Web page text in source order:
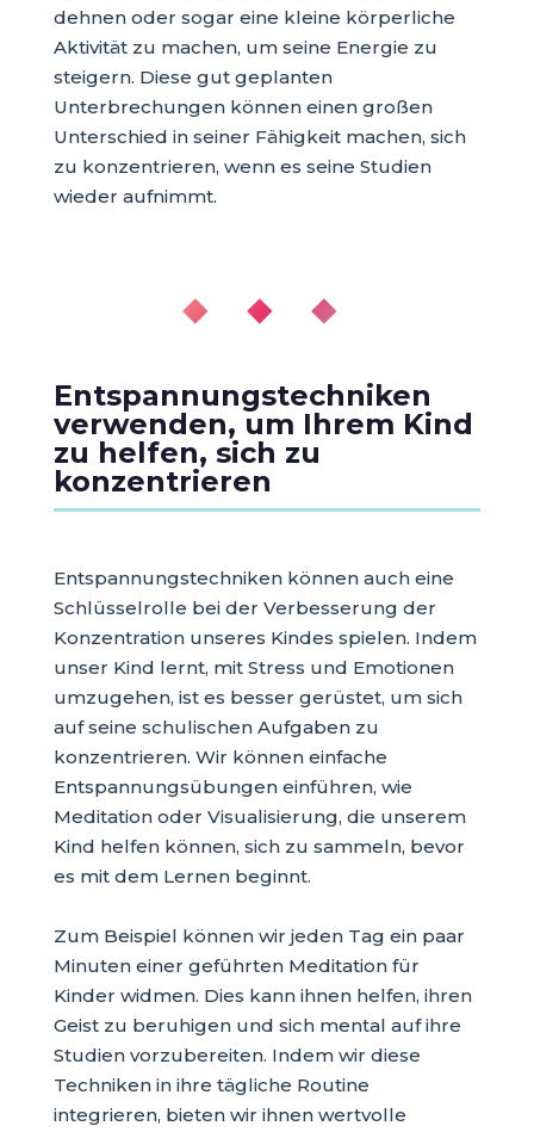
dehnen oder sogar eine kleine körperliche
Aktivität zu machen, um seine Energie zu
steigern. Diese gut geplanten
Unterbrechungen können einen großen
Unterschied in seiner Fähigkeit machen, sich
zu konzentrieren, wenn es seine Studien
wieder aufnimmt.
◆ ◆ ◆
Entspannungstechniken
verwenden, um Ihrem Kind
zu helfen, sich zu
konzentrieren
Entspannungstechniken können auch eine
Schlüsselrolle bei der Verbesserung der
Konzentration unseres Kindes spielen. Indem
unser Kind lernt, mit Stress und Emotionen
umzugehen, ist es besser gerüstet, um sich
auf seine schulischen Aufgaben zu
konzentrieren. Wir können einfache
Entspannungsübungen einführen, wie
Meditation oder Visualisierung, die unserem
Kind helfen können, sich zu sammeln, bevor
es mit dem Lernen beginnt.
Zum Beispiel können wir jeden Tag ein paar
Minuten einer geführten Meditation für
Kinder widmen. Dies kann ihnen helfen, ihren
Geist zu beruhigen und sich mental auf ihre
Studien vorzubereiten. Indem wir diese
Techniken in ihre tägliche Routine
integrieren, bieten wir ihnen wertvolle